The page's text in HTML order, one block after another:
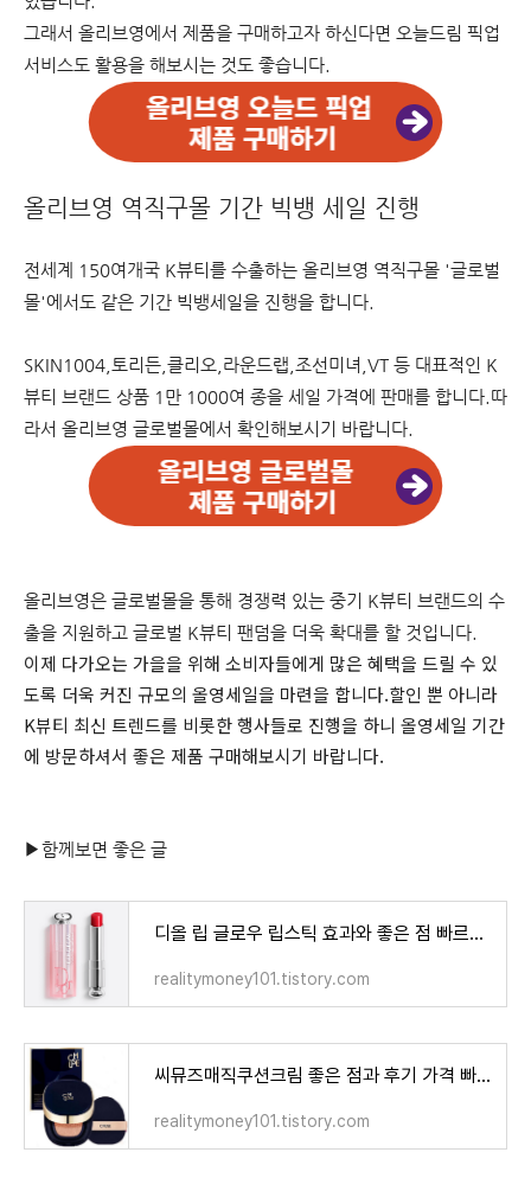
그래서 올리브영에서 제품을 구매하고자 하신다면 오늘드림 픽업
서비스도 활용을 해보시는 것도 좋습니다.
올리브영 역직구몰 기간 빅뱅 세일 진행
전세계 150여개국 K뷰티를 수출하는 올리브영 역직구몰 '글로벌
몰'에서도 같은 기간 빅뱅세일을 진행을 합니다.
SKIN1004,토리든,클리오,라운드랩,조선미녀,VT 등 대표적인 K
뷰티 브랜드 상품 1만 1000여 종을 세일 가격에 판매를 합니다.따
라서 올리브영 글로벌몰에서 확인해보시기 바랍니다.
올리브영은 글로벌몰을 통해 경쟁력 있는 중기 K뷰티 브랜드의 수
출을 지원하고 글로벌 K뷰티 팬덤을 더욱 확대를 할 것입니다.
이제 다가오는 가을을 위해 소비자들에게 많은 혜택을 드릴 수 있
도록 더욱 커진 규모의 올영세일을 마련을 합니다.할인 뿐 아니라
K뷰티 최신 트렌드를 비롯한 행사들로 진행을 하니 올영세일 기간
에 방문하셔서 좋은 제품 구매해보시기 바랍니다.
▶함께보면 좋은 글
디올 립 글로우 립스틱 효과와 좋은 점 빠르게 알아보기
realitymoney101.tistory.com
씨뮤즈매직쿠션크림 좋은 점과 후기 가격 빠르게 알아보기
realitymoney101.tistory.com